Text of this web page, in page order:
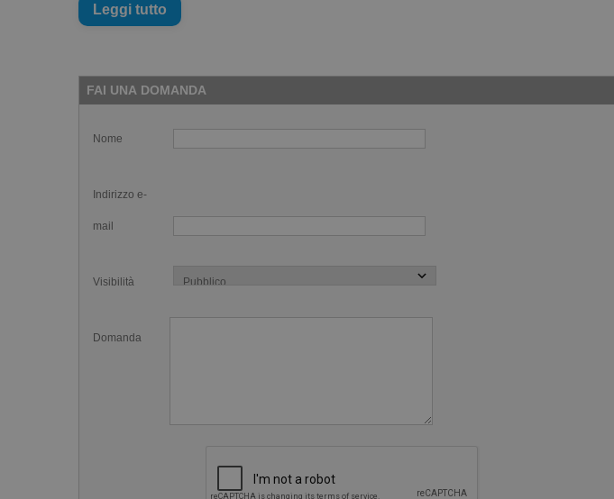
Cuciture resistenti
Leggi tutto
FAI UNA DOMANDA
Nome
Indirizzo e-
mail
Visibilità
Domanda